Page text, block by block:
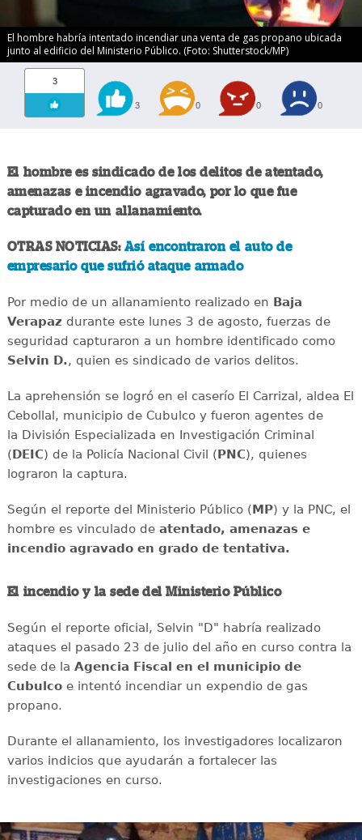
El hombre habría intentado incendiar una venta de gas propano ubicada
junto al edificio del Ministerio Público. (Foto: Shutterstock/MP)
3
3 0 0 0
El hombre es sindicado de los delitos de atentado,
amenazas e incendio agravado, por lo que fue
capturado en un allanamiento.
OTRAS NOTICIAS: Así encontraron el auto de
empresario que sufrió ataque armado
Por medio de un allanamiento realizado en Baja
Verapaz durante este lunes 3 de agosto, fuerzas de
seguridad capturaron a un hombre identificado como
Selvin D., quien es sindicado de varios delitos.
La aprehensión se logró en el caserío El Carrizal, aldea El
Cebollal, municipio de Cubulco y fueron agentes de
la División Especializada en Investigación Criminal
(DEIC) de la Policía Nacional Civil (PNC), quienes
lograron la captura.
Según el reporte del Ministerio Público (MP) y la PNC, el
hombre es vinculado de atentado, amenazas e
incendio agravado en grado de tentativa.
El incendio y la sede del Ministerio Público
Según el reporte oficial, Selvin "D" habría realizado
ataques el pasado 23 de julio del año en curso contra la
sede de la Agencia Fiscal en el municipio de
Cubulcoe intentó incendiar un expendio de gas
propano.
Durante el allanamiento, los investigadores localizaron
varios indicios que ayudarán a fortalecer las
investigaciones en curso.